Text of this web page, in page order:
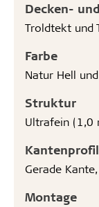
Decken-
Troldtekt und
Farbe
Natur Hell
Struktur
Ultrafein (1,0
Kantenprofil
Gerade
Montage